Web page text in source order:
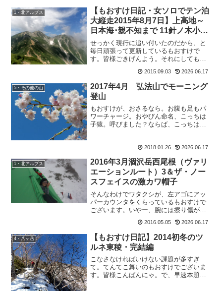
1・北アルプス
【もおすけ日記・女ソロでテン泊
大縦走2015年8月7日】上高地～
日本海･親不知まで 11針ノ木小屋
の夜＆持参したタオルはこれだけ
です
せっかく現行に追い付いたのだから、と
毎日頑張って更新しているもおすけで
す。皆様ごきげんよう。それにしても、
それなりに大変な山行してきたんだから
もっと書き込みなさいよーーーッ。最
近、前枠も端折って横着してる...
2015.09.03 2026.06.17
5・その他の山
2017年4月 弘法山でモーニング
登山
もおすけが、おさるなら。お腹も足もパ
ワーチャージ。おやびん命名、こっちは
子猿。呼びました？ならば、こっちは汚
時に何言うてますのん。名付けて日光猿
軍団ならぬ、信州さる軍...
2018.01.26 2026.06.17
1・北アルプス
2016年3月涸沢岳西尾根（ヴァリ
エーションルート）3＆ザ・ノー
スフェイスの激カワ帽子
そんなわけでワタクシが、左アゴにアッ
パーカウンタをくらっているもおすけで
ございます。いやー、腕には擦り傷が無
刺された！）でもって、一番目立つアゴ
は腫れてしまって、大きな青あざが。明
日、フクちゃんや山Pに...
2016.05.05 2026.06.17
4・八ヶ岳
【もおすけ日記】2014初冬のツ
ルネ東稜・完結編
こなさなければいけない課題が多すぎ
て。てんてこ舞いのもおすけでございま
す。皆様こんばんにゃ。で、早速本題に